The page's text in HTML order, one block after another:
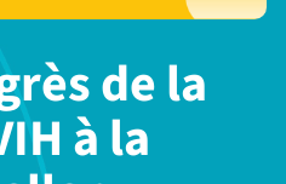
de la
à la